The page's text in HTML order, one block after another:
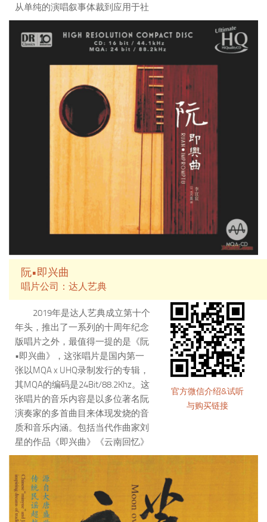
从单纯的演唱叙事体裁到应用于社
会宣传，它的演唱内容往往根据时
势的需要而改变，来源于民间。作
为一种通俗的说唱艺术，其曲调和
唱词与「木鱼」歌近似，曲目唱词
也无所不包括。从神话故事、民间
故事再到演唱当时所发生的事情，
龙舟歌演唱的内容比较繁复。
陈振球，广东省佛山市顺德区
人，自20世纪50年代起开始习演龙
舟说唱，表演技艺高超，被人称作
「龙舟辉」。2018年5月，被评定
为第五批国家级非物质文化遗产代
阮•即兴曲
唱片公司：达人艺典
2019年是达人艺典成立第十个
年头，推出了一系列的十周年纪念
版唱片之外，最值得一提的是《阮
•即兴曲》，这张唱片是国内第一
张以MQA x UHQ录制发行的专辑，
其MQA的编码是24Bit/88.2Khz。这
张唱片的音乐内容是以多位著名阮
演奏家的多首曲目来体现发烧的音
质和音乐内涵。包括当代作曲家刘
星的作品《即兴曲》《云南回忆》
《孤芳自赏》；李宜宸演奏的穿越
师宁勇的《丝路驼铃》；林吉良大
师的《花下醉》等名曲。“阮”的质
感及形体轮廓通过录制的精准把握
官方微信介绍&试听
与购买链接